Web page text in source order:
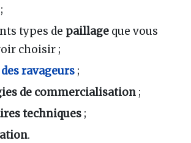
types de paillage que vous
choisir ;
ravageurs ;
de commercialisation ;
techniques ;
.